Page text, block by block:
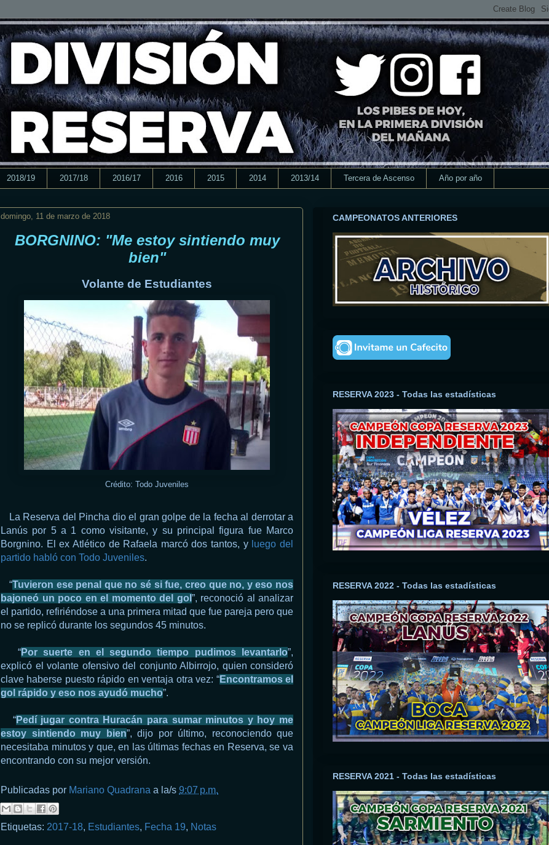
2018/19 2017/18 2016/17 2016 2015 2014 2013/14 Tercera de Ascenso Año por año
domingo, 11 de marzo de 2018
BORGNINO: "Me estoy sintiendo muy
bien"
Volante de Estudiantes
Crédito: Todo Juveniles
La Reserva del Pincha dio el gran golpe de la fecha al derrotar a
Lanús por 5 a 1 como visitante, y su principal figura fue Marco
Borgnino. El ex Atlético de Rafaela marcó dos tantos, y luego del
partido habló con Todo Juveniles.
“Tuvieron ese penal que no sé si fue, creo que no, y eso nos
bajoneó un poco en el momento del gol ”, reconoció al analizar
el partido, refiriéndose a una primera mitad que fue pareja pero que
no se replicó durante los segundos 45 minutos.
“Por suerte en el segundo tiempo pudimos levantarlo”,
explicó el volante ofensivo del conjunto Albirrojo, quien consideró
clave haberse puesto rápido en ventaja otra vez: “Encontramos el
gol rápido y eso nos ayudó mucho”.
“Pedí jugar contra Huracán para sumar minutos y hoy me
estoy sintiendo muy bien”, dijo por último, reconociendo que
necesitaba minutos y que, en las últimas fechas en Reserva, se va
encontrando con su mejor versión.
Publicadas por Mariano Quadrana a la/s 9:07 p.m.
Etiquetas: 2017-18, Estudiantes, Fecha 19, Notas
CAMPEONATOS ANTERIORES
RESERVA 2023 - Todas las estadísticas
RESERVA 2022 - Todas las estadísticas
RESERVA 2021 - Todas las estadísticas